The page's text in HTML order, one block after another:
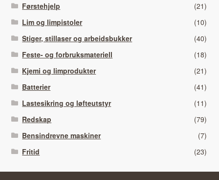
Førstehjelp
(21)
Lim og limpistoler
(10)
Stiger, stillaser og arbeidsbukker
(40)
Feste- og forbruksmateriell
(18)
Kjemi og limprodukter
(21)
Batterier
(41)
Lastesikring og løfteutstyr
(11)
Redskap
(79)
Bensindrevne maskiner
(7)
Fritid
(23)